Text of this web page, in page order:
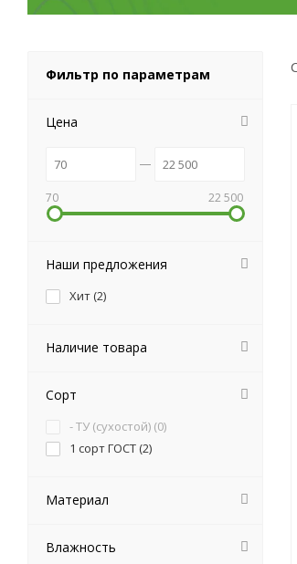
Фильтр по параметрам
Цена
70 22 500
Наши предложения
Хит (2)
Наличие товара
Сорт
- ТУ (сухостой) (0)
1 сорт ГОСТ (2)
Материал
Влажность